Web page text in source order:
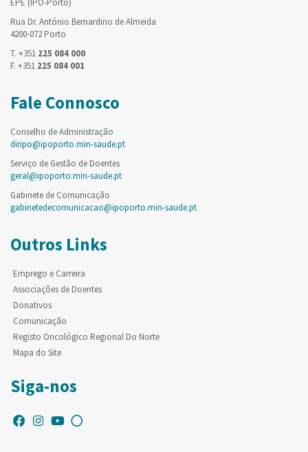
EPE (IPO-Porto)
Rua Dr. António Bernardino de Almeida
4200-072 Porto
T. +351 225 084 000
F. +351 225 084 001
Fale Connosco
Conselho de Administração
diripo@ipoporto.min-saude.pt
Serviço de Gestão de Doentes
geral@ipoporto.min-saude.pt
Gabinete de Comunicação
gabinetedecomunicacao@ipoporto.min-saude.pt
Outros Links
Emprego e Carreira
Associações de Doentes
Donativos
Comunicação
Registo Oncológico Regional Do Norte
Mapa do Site
Siga-nos